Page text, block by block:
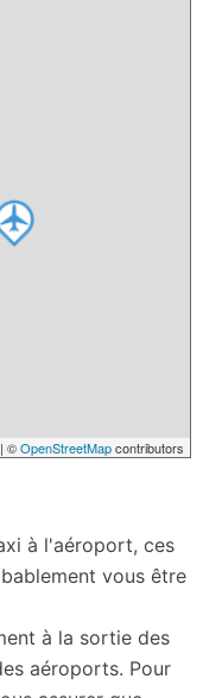
©OpenStreetMapcontributors
à l'aéroport, ces
vous être
à la sortie des
aéroports. Pour